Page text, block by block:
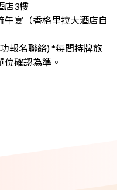
店3樓
午宴（香格里拉大酒店自
報名聯絡) *每間持牌旅
確認為準。